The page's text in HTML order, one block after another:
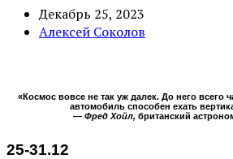
Декабрь 25, 2023
Алексей Соколов
«Космос вовсе не так уж далек. До него всего
автомобиль способен ехать
— Фред Хойл, британский
25-31.12